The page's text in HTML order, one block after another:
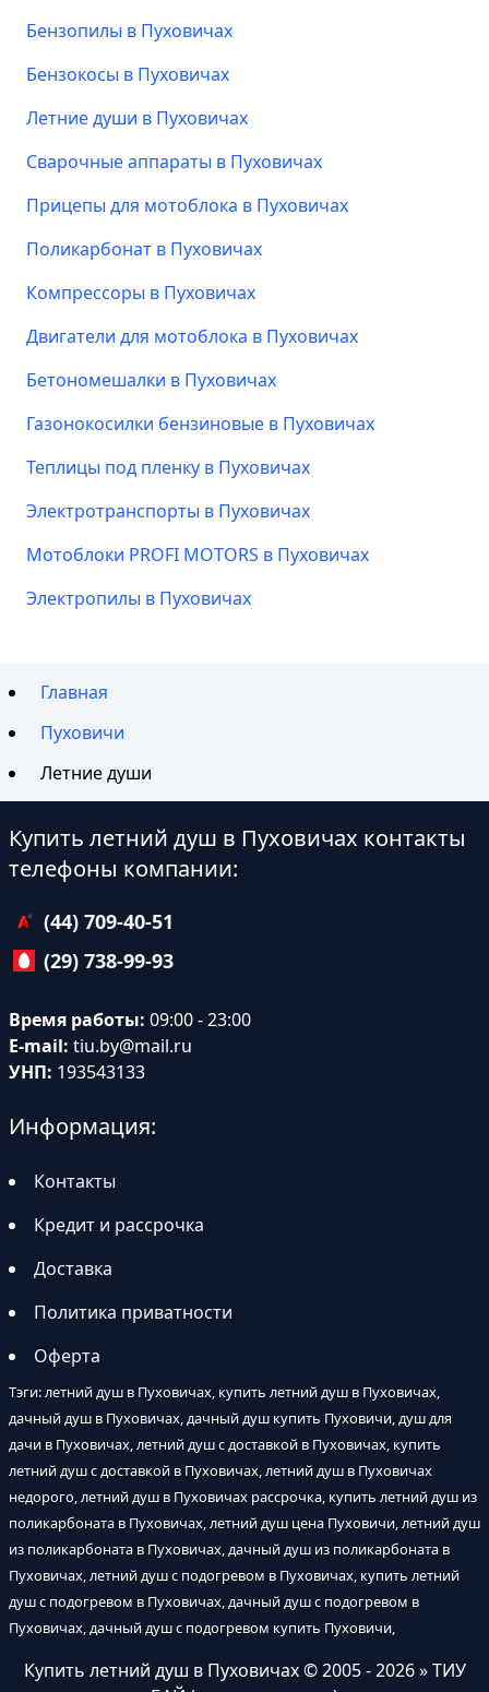
Бензопилы в Пуховичах
Бензокосы в Пуховичах
Летние души в Пуховичах
Сварочные аппараты в Пуховичах
Прицепы для мотоблока в Пуховичах
Поликарбонат в Пуховичах
Компрессоры в Пуховичах
Двигатели для мотоблока в Пуховичах
Бетономешалки в Пуховичах
Газонокосилки бензиновые в Пуховичах
Теплицы под пленку в Пуховичах
Электротранспорты в Пуховичах
Мотоблоки PROFI MOTORS в Пуховичах
Электропилы в Пуховичах
Главная
Пуховичи
Летние души
Купить летний душ в Пуховичах контакты
телефоны компании:
(44) 709-40-51
(29) 738-99-93
Время работы: 09:00 - 23:00
E-mail: tiu.by@mail.ru
УНП: 193543133
Информация:
Контакты
Кредит и рассрочка
Доставка
Политика приватности
Оферта
Тэги: летний душ в Пуховичах, купить летний душ в Пуховичах,
дачный душ в Пуховичах, дачный душ купить Пуховичи, душ для
дачи в Пуховичах, летний душ с доставкой в Пуховичах, купить
летний душ с доставкой в Пуховичах, летний душ в Пуховичах
недорого, летний душ в Пуховичах рассрочка, купить летний душ из
поликарбоната в Пуховичах, летний душ цена Пуховичи, летний душ
из поликарбоната в Пуховичах, дачный душ из поликарбоната в
Пуховичах, летний душ с подогревом в Пуховичах, купить летний
душ с подогревом в Пуховичах, дачный душ с подогревом в
Пуховичах, дачный душ с подогревом купить Пуховичи,
Купить летний душ в Пуховичах© 2005 - 2026 » ТИУ